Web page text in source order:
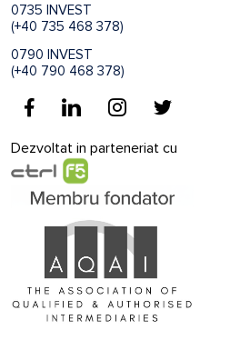
0735 INVEST
(+40 735 468 378)
0790 INVEST
(+40 790 468 378)
Dezvoltat in parteneriat cu